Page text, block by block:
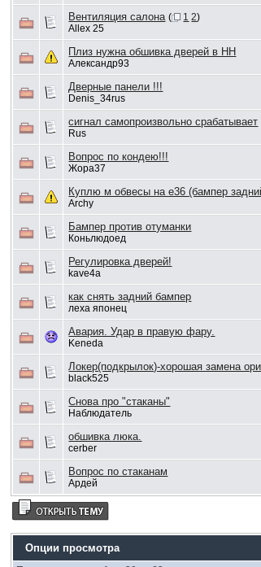
Вентиляция салона ( 1 2)
Allex 25
Плиз нужна обшивка дверей в НН
Александр93
Дверные панели !!!
Denis_34rus
сигнал самопроизвольно срабатывает
Rus
Вопрос по кондею!!!
Жора37
Куплю м обвесы на е36 (бампер
Archy
Бампер против отуманки
Коньлюдоед
Регулировка дверей!
kave4a
как снять задний бампер
леха японец
Авария. Удар в правую фару.
Keneda
Локер(подкрылок)-хорошая замена
black525
Снова про "стаканы"
Наблюдатель
обшивка люка.
cerber
Вопрос по стаканам
Ардей
Опции просмотра